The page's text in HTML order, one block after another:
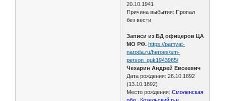
20.10.1941
Причина выбытия: Пропал
без вести
Записи из БД офицеров ЦА
МО РФ. https://pamyat-
naroda.ru/heroes/sm-
person_guk1943965/
Чехарин Андрей Евсеевич
Дата рождения: 26.10.1892
(13.10.1892)
Место рождения: Смоленская